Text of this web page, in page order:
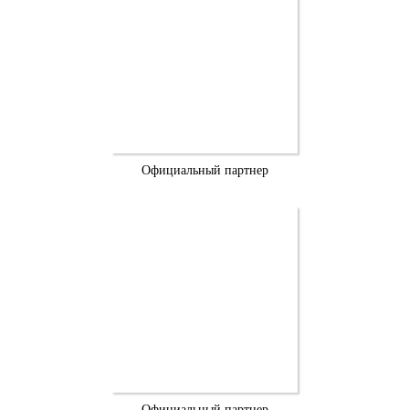
Официальный партнер